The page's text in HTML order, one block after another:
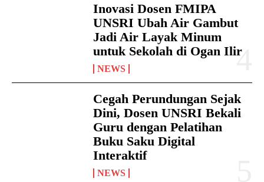
Inovasi Dosen FMIPA
UNSRI Ubah Air Gambut
Jadi Air Layak Minum
untuk Sekolah di Ogan Ilir
NEWS
Cegah Perundungan Sejak
Dini, Dosen UNSRI Bekali
Guru dengan Pelatihan
Buku Saku Digital
Interaktif
NEWS